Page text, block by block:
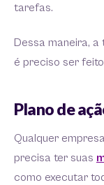
tarefas.
Dessa maneira,
é preciso ser
Plano de
Qualquer
precisa ter suas
como executar